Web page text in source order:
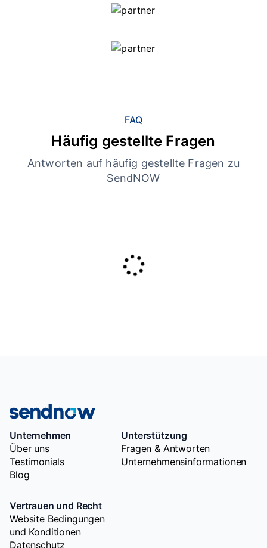
FAQ
Häufig gestellte Fragen
Antworten auf häufig gestellte Fragen zu
SendNOW
Unternehmen
Über uns
Testimonials
Blog
Unterstützung
Fragen & Antworten
Unternehmensinformationen
Vertrauen und Recht
Website Bedingungen
und Konditionen
Datenschutz